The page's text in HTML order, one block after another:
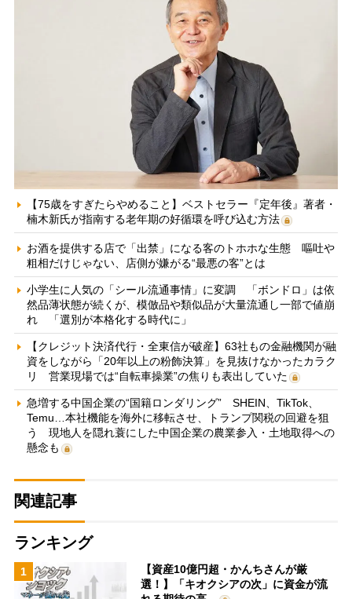
【75歳をすぎたらやめること】ベストセラー『定年後』著者・
楠木新氏が指南する老年期の好循環を呼び込む方法
お酒を提供する店で「出禁」になる客のトホホな生態 嘔吐や
粗相だけじゃない、店側が嫌がる“最悪の客”とは
小学生に人気の「シール流通事情」に変調 「ボンドロ」は依
然品薄状態が続くが、模倣品や類似品が大量流通し一部で値崩
れ 「選別が本格化する時代に」
【クレジット決済代行・全東信が破産】63社もの金融機関が融
資をしながら「20年以上の粉飾決算」を見抜けなかったカラク
リ 営業現場では“自転車操業”の焦りも表出していた
急増する中国企業の“国籍ロンダリング” SHEIN、TikTok、
Temu…本社機能を海外に移転させ、トランプ関税の回避を狙
う 現地人を隠れ蓑にした中国企業の農業参入・土地取得への
懸念も
関連記事
ランキング
1
【資産10億円超・かんちさんが厳
選！】「キオクシアの次」に資金が流